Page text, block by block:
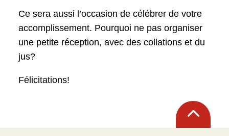
Ce sera aussi l’occasion de célébrer de votre
accomplissement. Pourquoi ne pas organiser
une petite réception, avec des collations et du
jus?
Félicitations!
Retour
en